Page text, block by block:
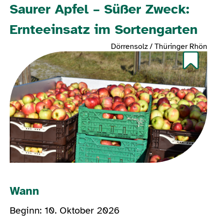
Saurer Apfel – Süßer Zweck:
Ernteeinsatz im Sortengarten
Dörrensolz / Thüringer Rhön
Wann
Beginn: 10. Oktober 2026